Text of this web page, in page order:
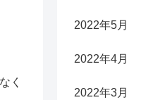
く
2022年5月
2022年4月
2022年3月